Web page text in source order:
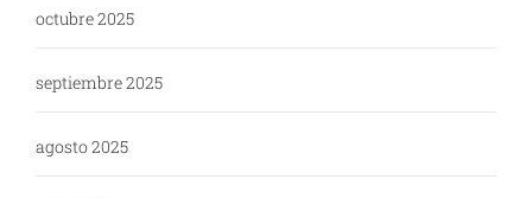
octubre 2025
septiembre 2025
agosto 2025